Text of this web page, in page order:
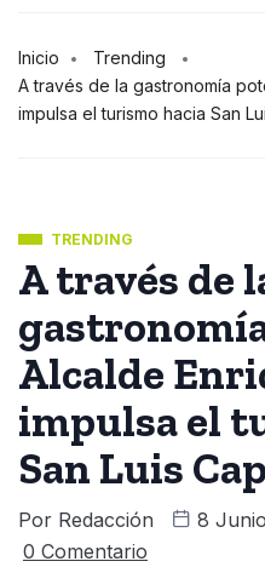
Inicio
Trending
A través de la gastronomía
impulsa el turismo hacia San
TRENDING
A través de
Alcalde
impulsa el
San Luis
Por Redacción 8
0 Comentario